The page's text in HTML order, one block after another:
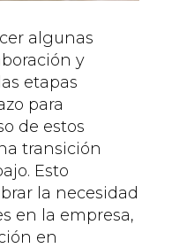
algunas
y
etapas
para
de estos
transición
Esto
la necesidad
en la empresa,
en